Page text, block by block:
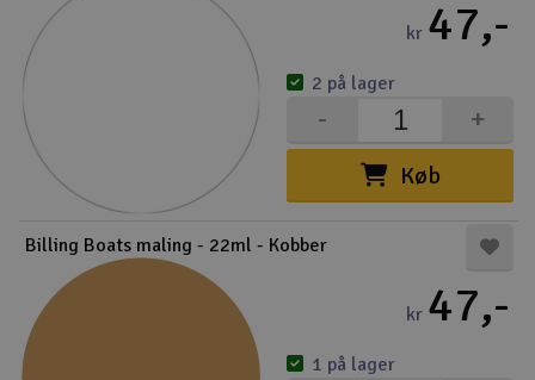
kr 47,-
Køb
+
-
2 på lager
Billing Boats maling - 22ml - Kobber
kr 47,-
1 på lager